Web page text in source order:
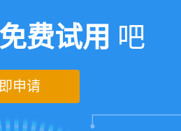
费试用 吧
申请